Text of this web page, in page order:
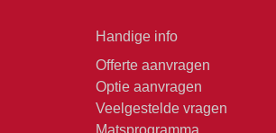
Handige info
Offerte aanvragen
Optie aanvragen
Veelgestelde vragen
Matsprogramma